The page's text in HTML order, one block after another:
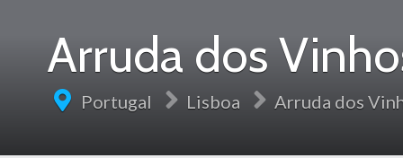
Arruda dos
Portugal Lisboa Arruda dos